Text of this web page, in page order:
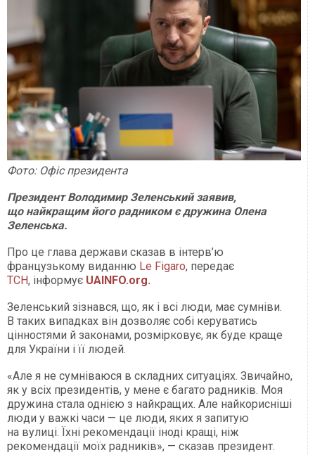
Фото: Офіс президента
Президент Володимир Зеленський заявив,
що найкращим його радником є дружина Олена
Зеленська.
Про це глава держави сказав в інтерв’ю
французькому виданню Le Figaro, передає
ТСН, інформує UAINFO.org.
Зеленський зізнався, що, як і всі люди, має сумніви.
В таких випадках він дозволяє собі керуватись
цінностями й законами, розмірковує, як буде краще
для України і її людей.
«Але я не сумніваюся в складних ситуаціях. Звичайно,
як у всіх президентів, у мене є багато радників. Моя
дружина стала однією з найкращих. Але найкорисніші
люди у важкі часи — це люди, яких я запитую
на вулиці. Їхні рекомендації іноді кращі, ніж
рекомендації моїх радників», — сказав президент.